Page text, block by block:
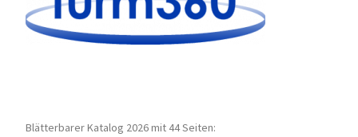
Blätterbarer Katalog 2026 mit 44 Seiten: